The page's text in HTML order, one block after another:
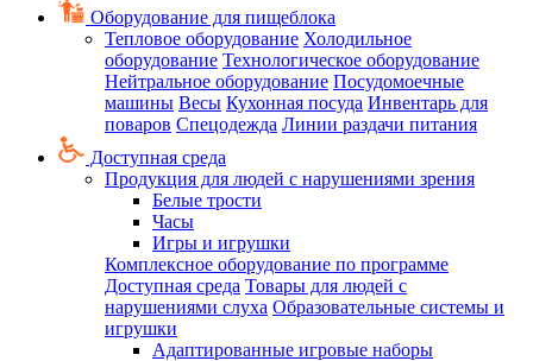
Оборудование для пищеблока
Тепловое оборудование Холодильное
оборудование Технологическое оборудование
Нейтральное оборудование Посудомоечные
машины Весы Кухонная посуда Инвентарь для
поваров Спецодежда Линии раздачи питания
Доступная среда
Продукция для людей с нарушениями зрения
Белые трости
Часы
Игры и игрушки
Комплексное оборудование по программе
Доступная среда Товары для людей с
нарушениями слуха Образовательные системы и
игрушки
Адаптированные игровые наборы